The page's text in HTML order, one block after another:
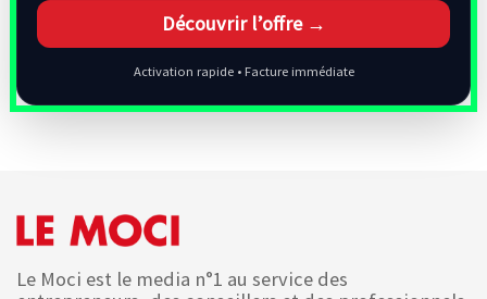
Découvrir l’offre →
Activation rapide • Facture immédiate
Le Moci est le media n°1 au service des